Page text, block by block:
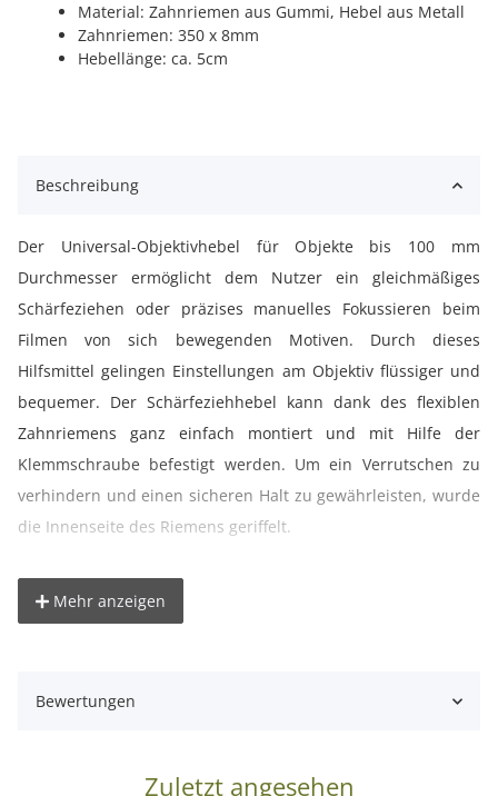
Material: Zahnriemen aus Gummi, Hebel aus Metall
Zahnriemen: 350 x 8mm
Hebellänge: ca. 5cm
Beschreibung
Der Universal-Objektivhebel für Objekte bis 100 mm
Durchmesser ermöglicht dem Nutzer ein gleichmäßiges
Schärfeziehen oder präzises manuelles Fokussieren beim
Filmen von sich bewegenden Motiven. Durch dieses
Hilfsmittel gelingen Einstellungen am Objektiv flüssiger und
bequemer. Der Schärfeziehhebel kann dank des flexiblen
Zahnriemens ganz einfach montiert und mit Hilfe der
Klemmschraube befestigt werden. Um ein Verrutschen zu
verhindern und einen sicheren Halt zu gewährleisten, wurde
die Innenseite des Riemens geriffelt.
Material: Zahnriemen aus Gummi, Hebel aus Metall
1x Universal-Objektivhebel
Mehr anzeigen
Bewertungen
Zuletzt angesehen